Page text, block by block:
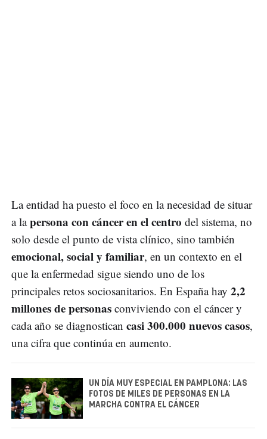
La entidad ha puesto el foco en la necesidad de situar
a lapersona con cáncer en el centro del sistema, no
solo desde el punto de vista clínico, sino también
emocional, social y familiar, en un contexto en el
que la enfermedad sigue siendo uno de los
principales retos sociosanitarios. En España hay 2,2
millones de personas conviviendo con el cáncer y
cada año se diagnostican casi 300.000 nuevos casos,
una cifra que continúa en aumento.
UN DÍA MUY ESPECIAL EN PAMPLONA: LAS
FOTOS DE MILES DE PERSONAS EN LA
MARCHA CONTRA EL CÁNCER